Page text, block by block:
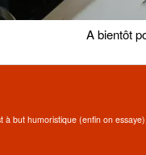
A bientôt
à but humoristique (enfin on